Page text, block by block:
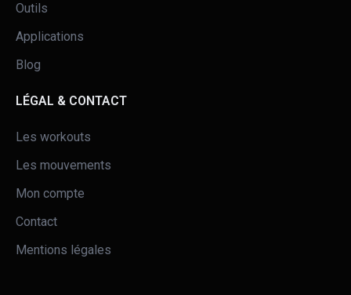
Outils
Applications
Blog
LÉGAL & CONTACT
Les workouts
Les mouvements
Mon compte
Contact
Mentions légales